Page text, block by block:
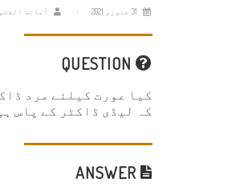
أمانة
کیا عورت کیلئے مرد
کہ لیڈی ڈاکٹر کے پاس